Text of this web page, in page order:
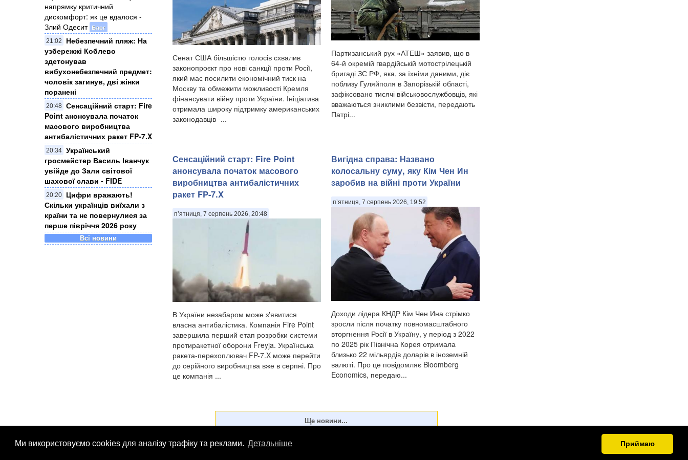
Ми використовуємо cookies для аналізу трафіку та реклами. Детальніше Приймаю
напрямку критичний
дискомфорт: як це вдалося -
Злий Одесит Блог
21:02
Небезпечний пляж: На
узбережжі Коблево
здетонував
вибухонебезпечний предмет:
чоловік загинув, дві жінки
поранені
20:48 Сенсаційний старт: Fire
Point анонсувала початок
масового виробництва
антибалістичних ракет FP-7.X
20:34 Український
гросмейстер Василь Іванчук
увійде до Зали світової
шахової слави - FIDE
20:20
Цифри вражають!
Скільки українців виїхали з
країни та не повернулися за
перше півріччя 2026 року
Всі новини
Сенат США більшістю голосів схвалив
законопроєкт про нові санкції проти Росії,
який має посилити економічний тиск на
Москву та обмежити можливості Кремля
фінансувати війну проти України. Ініціатива
отримала широку підтримку американських
законодавців -...
Партизанський рух «АТЕШ» заявив, що в
64-й окремій гвардійській мотострілецькій
бригаді ЗС РФ, яка, за їхніми даними, діє
поблизу Гуляйполя в Запорізькій області,
зафіксовано тисячі військовослужбовців, які
вважаються зниклими безвісти, передають
Патрі...
Сенсаційний старт: Fire Point
анонсувала початок масового
виробництва антибалістичних
ракет FP-7.X
п’ятниця, 7 серпень 2026, 20:48
В України незабаром може з'явитися
власна антибалістика. Компанія Fire Point
завершила перший етап розробки системи
протиракетної оборони Freyja. Українська
ракета-перехоплювач FP-7.X може перейти
до серійного виробництва вже в серпні. Про
це компанія ...
Вигідна справа: Названо
колосальну суму, яку Кім Чен Ин
заробив на війні проти України
п’ятниця, 7 серпень 2026, 19:52
Доходи лідера КНДР Кім Чен Ина стрімко
зросли після початку повномасштабного
вторгнення Росії в Україну, у період з 2022
по 2025 рік Північна Корея отримала
близько 22 мільярдів доларів в іноземній
валюті. Про це повідомляє Bloomberg
Economics, передаю...
© Патріоти України 2026 Правова інформація